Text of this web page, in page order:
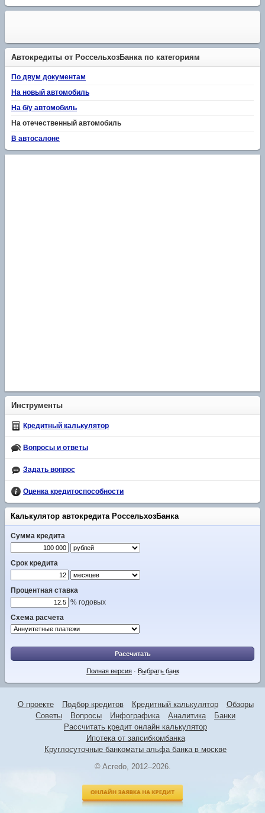
Автокредиты от РоссельхозБанка по категориям
По двум документам
На новый автомобиль
На б/у автомобиль
На отечественный автомобиль
В автосалоне
Инструменты
Кредитный калькулятор
Вопросы и ответы
Задать вопрос
Оценка кредитоспособности
Калькулятор автокредита РоссельхозБанка
Сумма кредита
Срок кредита
Процентная ставка
% годовых
Схема расчета
Рассчитать
Полная версия· Выбрать банк
О проекте Подбор кредитов Кредитный калькулятор
Обзоры
Советы
Вопросы Инфографика Аналитика
Банки
Рассчитать кредит онлайн калькулятор
Ипотека от запсибкомбанка
Круглосуточные банкоматы альфа банка в москве
© Acredo, 2012–2026.